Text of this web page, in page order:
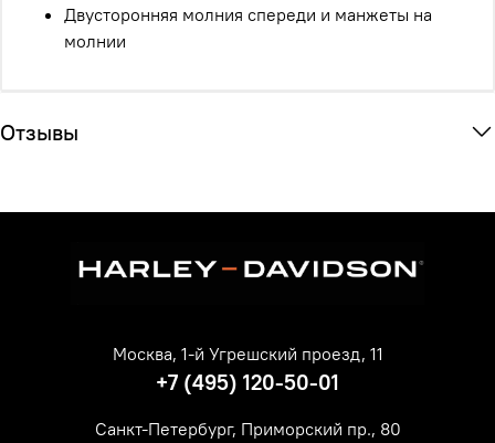
Двусторонняя молния спереди и манжеты на
молнии
Отзывы
Москва, 1-й Угрешский проезд, 11
+7 (495) 120-50-01
Санкт-Петербург, Приморский пр., 80